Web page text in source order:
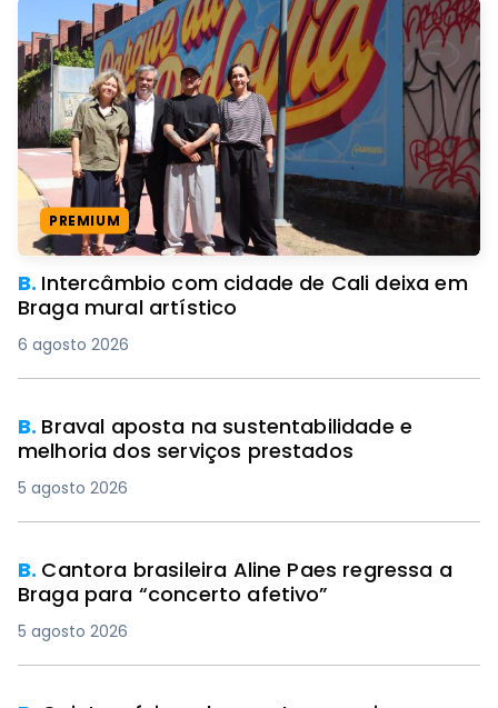
PREMIUM
B. Intercâmbio com cidade de Cali deixa em
Braga mural artístico
6 agosto 2026
B. Braval aposta na sustentabilidade e
melhoria dos serviços prestados
5 agosto 2026
B. Cantora brasileira Aline Paes regressa a
Braga para “concerto afetivo”
5 agosto 2026